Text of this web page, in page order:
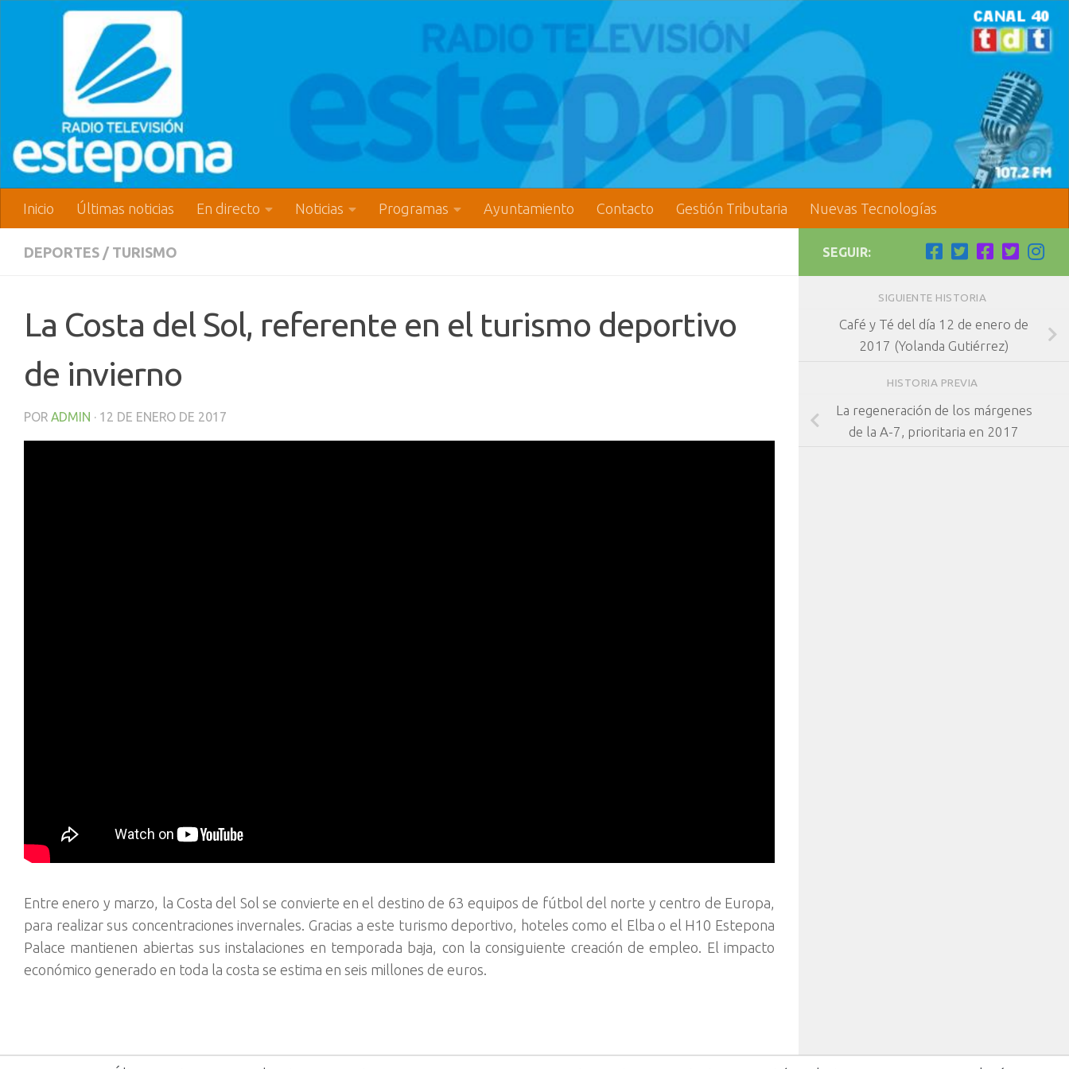
Inicio Últimas noticias En directo Noticias Programas Ayuntamiento Contacto Gestión Tributaria Nuevas Tecnologías
DEPORTES / TURISMO
La Costa del Sol, referente en el turismo deportivo
de invierno
POR ADMIN · 12 DE ENERO DE 2017
Entre enero y marzo, la Costa del Sol se convierte en el destino de 63 equipos de fútbol del norte y centro de Europa,
para realizar sus concentraciones invernales. Gracias a este turismo deportivo, hoteles como el Elba o el H10 Estepona
Palace mantienen abiertas sus instalaciones en temporada baja, con la consiguiente creación de empleo. El impacto
económico generado en toda la costa se estima en seis millones de euros.
SEGUIR:
SIGUIENTE HISTORIA
Café y Té del día 12 de enero de
2017 (Yolanda Gutiérrez)
HISTORIA PREVIA
La regeneración de los márgenes
de la A-7, prioritaria en 2017